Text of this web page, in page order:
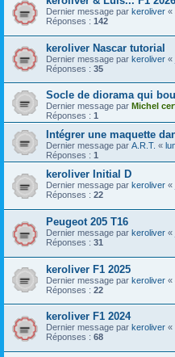
Dernier message par keroliver «
Réponses : 142
keroliver Nascar tutorial
Dernier message par keroliver «
Réponses : 35
Socle de diorama qui
Dernier message par Michel
Réponses : 1
Intégrer une maquette
Dernier message par A.R.T. «
Réponses : 1
keroliver Initial D
Dernier message par keroliver «
Réponses : 22
Peugeot 205 T16
Dernier message par keroliver «
Réponses : 31
keroliver F1 2025
Dernier message par keroliver «
Réponses : 22
keroliver F1 2024
Dernier message par keroliver «
Réponses : 68